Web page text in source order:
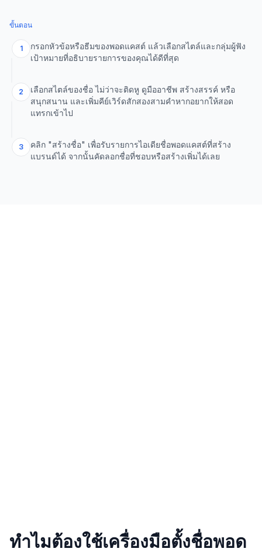
ขั้นตอน
1
กรอกหัวข้อหรือธีมของพอดแคสต์ แล้วเลือกสไตล์และกลุ่มผู้ฟัง
เป้าหมายที่อธิบายรายการของคุณได้ดีที่สุด
2
เลือกสไตล์ของชื่อ ไม่ว่าจะติดหู ดูมืออาชีพ สร้างสรรค์ หรือ
สนุกสนาน และเพิ่มคีย์เวิร์ดสักสองสามคำหากอยากให้สอด
แทรกเข้าไป
3
คลิก "สร้างชื่อ" เพื่อรับรายการไอเดียชื่อพอดแคสต์ที่สร้าง
แบรนด์ได้ จากนั้นคัดลอกชื่อที่ชอบหรือสร้างเพิ่มได้เลย
ทำไมต้องใช้เครื่องมือตั้งชื่อพอด